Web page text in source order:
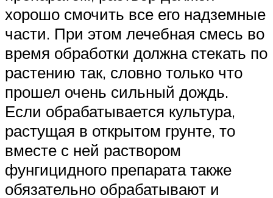
хорошо смочить все его надземные
части. При этом лечебная смесь во
время обработки должна стекать по
растению так, словно только что
прошел очень сильный дождь.
Если обрабатывается культура,
растущая в открытом грунте, то
вместе с ней раствором
фунгицидного препарата также
обязательно обрабатывают и